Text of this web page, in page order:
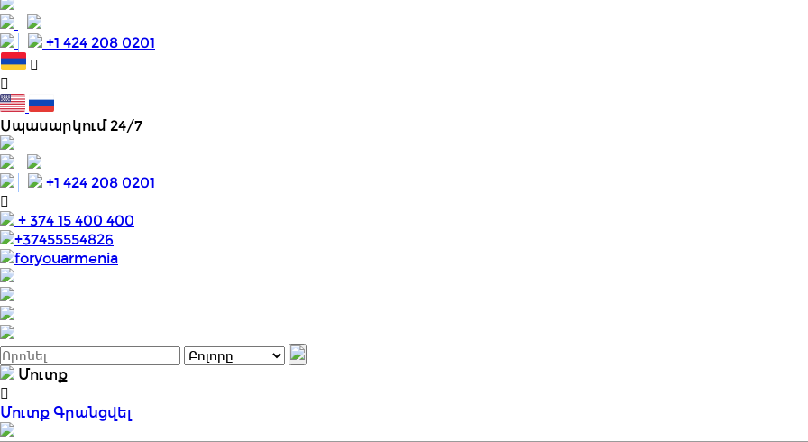
+1 424 208 0201
Սպասարկում 24/7
+1 424 208 0201
+ 374 15 400 400
+37455554826
foryouarmenia
Մուտք
ՄուտքԳրանցվել